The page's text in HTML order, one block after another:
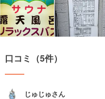
口コミ（5件）
じゅじゅさん